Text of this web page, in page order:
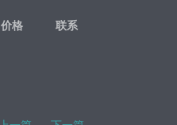
价格 联系